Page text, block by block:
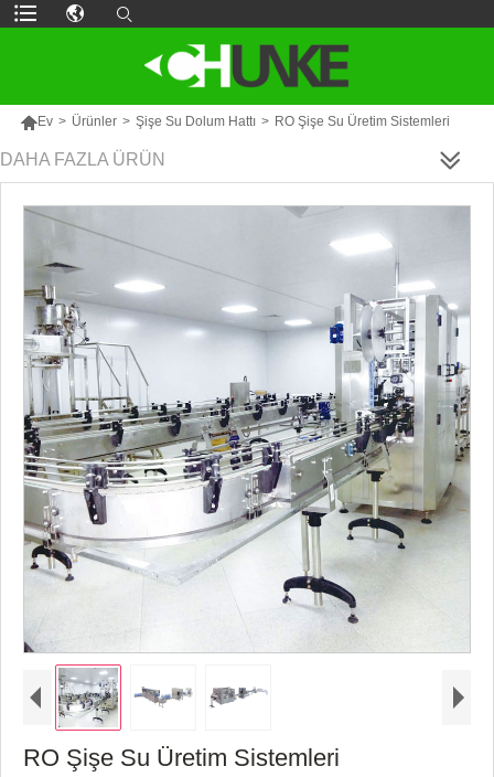
Ev > Ürünler > Şişe Su Dolum Hattı > RO Şişe Su Üretim Sistemleri
DAHA FAZLA ÜRÜN
RO Şişe Su Üretim Sistemleri